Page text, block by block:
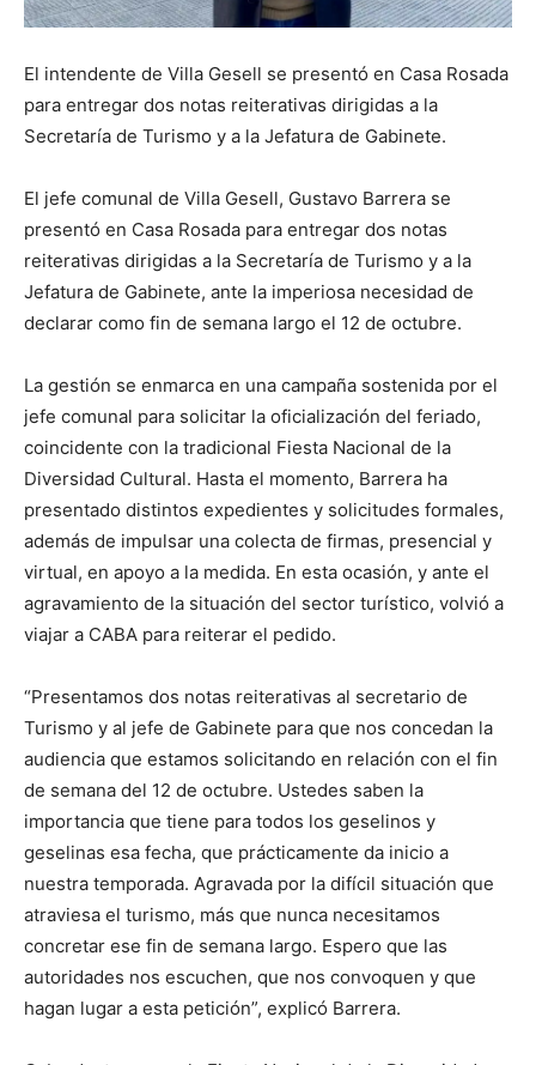
El intendente de Villa Gesell se presentó en Casa Rosada
para entregar dos notas reiterativas dirigidas a la
Secretaría de Turismo y a la Jefatura de Gabinete.
El jefe comunal de Villa Gesell, Gustavo Barrera se
presentó en Casa Rosada para entregar dos notas
reiterativas dirigidas a la Secretaría de Turismo y a la
Jefatura de Gabinete, ante la imperiosa necesidad de
declarar como fin de semana largo el 12 de octubre.
La gestión se enmarca en una campaña sostenida por el
jefe comunal para solicitar la oficialización del feriado,
coincidente con la tradicional Fiesta Nacional de la
Diversidad Cultural. Hasta el momento, Barrera ha
presentado distintos expedientes y solicitudes formales,
además de impulsar una colecta de firmas, presencial y
virtual, en apoyo a la medida. En esta ocasión, y ante el
agravamiento de la situación del sector turístico, volvió a
viajar a CABA para reiterar el pedido.
“Presentamos dos notas reiterativas al secretario de
Turismo y al jefe de Gabinete para que nos concedan la
audiencia que estamos solicitando en relación con el fin
de semana del 12 de octubre. Ustedes saben la
importancia que tiene para todos los geselinos y
geselinas esa fecha, que prácticamente da inicio a
nuestra temporada. Agravada por la difícil situación que
atraviesa el turismo, más que nunca necesitamos
concretar ese fin de semana largo. Espero que las
autoridades nos escuchen, que nos convoquen y que
hagan lugar a esta petición”, explicó Barrera.